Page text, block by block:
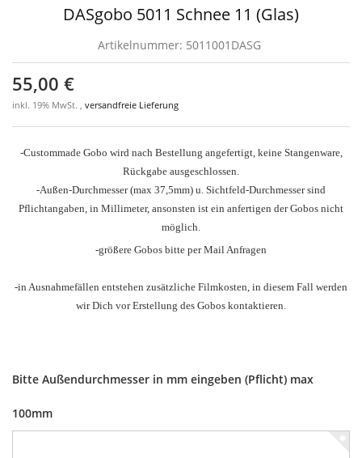
DASgobo 5011 Schnee 11 (Glas)
Artikelnummer: 5011001DASG
55,00 €
inkl. 19% MwSt. , versandfreie Lieferung
-Custommade Gobo wird nach Bestellung angefertigt, keine Stangenware,
Rückgabe ausgeschlossen.
-Außen-Durchmesser(max 37,5mm) u. Sichtfeld-Durchmesser sind
Pflichtangaben, in Millimeter, ansonsten ist ein anfertigen der Gobos nicht
möglich.
-größere Gobos bitte per Mail Anfragen
-in Ausnahmefällen entstehen zusätzliche Filmkosten, in diesem Fall werden
wir Dich vor Erstellung des Gobos kontaktieren.
Bitte Außendurchmesser in mm eingeben (Pflicht) max
100mm